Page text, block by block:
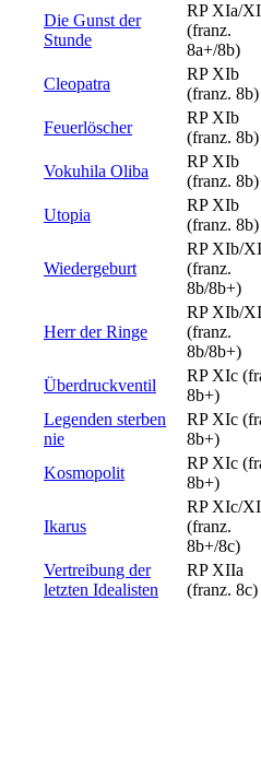
Die Gunst der
Stunde
RP XIa/
(franz.
8a+/8b)
Cleopatra
RP XIb
(franz. 8b)
Feuerlöscher
RP XIb
(franz. 8b)
Vokuhila Oliba
RP XIb
(franz. 8b)
Utopia
RP XIb
(franz. 8b)
Wiedergeburt
RP XIb/
(franz.
8b/8b+)
Herr der Ringe
RP XIb/
(franz.
8b/8b+)
Überdruckventil
RP XIc
8b+)
Legenden sterben
nie
RP XIc
8b+)
Kosmopolit
RP XIc
8b+)
Ikarus
RP XIc/
(franz.
8b+/8c)
Vertreibung der
letzten Idealisten
RP XIIa
(franz. 8c)